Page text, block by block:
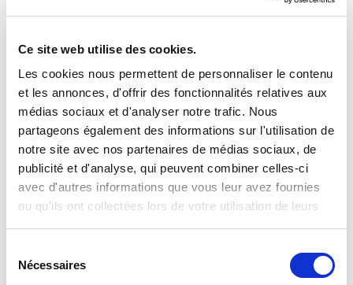
Ce site web utilise des cookies.
Les cookies nous permettent de personnaliser le contenu
et les annonces, d'offrir des fonctionnalités relatives aux
médias sociaux et d'analyser notre trafic. Nous
partageons également des informations sur l'utilisation de
notre site avec nos partenaires de médias sociaux, de
publicité et d'analyse, qui peuvent combiner celles-ci
avec d'autres informations que vous leur avez fournies
ou qu'ils ont collectées lors de votre utilisation de leurs
Nécessaires
13/01/2026
Plus lisible, plus accessible, ce nouveau format
complémentaire au bulletin hydrologique mensuel offrira
chaque mois une lecture directe et claire de l'évolution des
niveaux de la nappe phréatique.
EN SAVOIR PLUS